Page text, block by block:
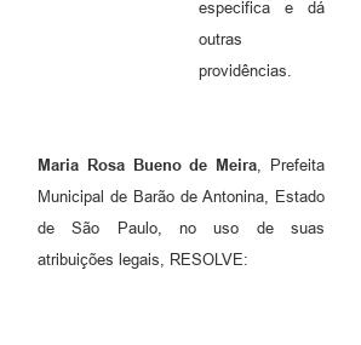
especifica e dá
outras
providências.
Maria Rosa Bueno de Meira, Prefeita
Municipal de Barão de Antonina, Estado
de São Paulo, no uso de suas
atribuições legais, RESOLVE: